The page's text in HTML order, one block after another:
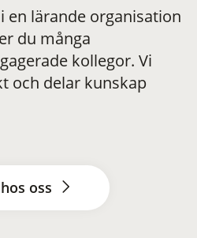
en lärande organisation
du många
kollegor. Vi
och delar kunskap
oss